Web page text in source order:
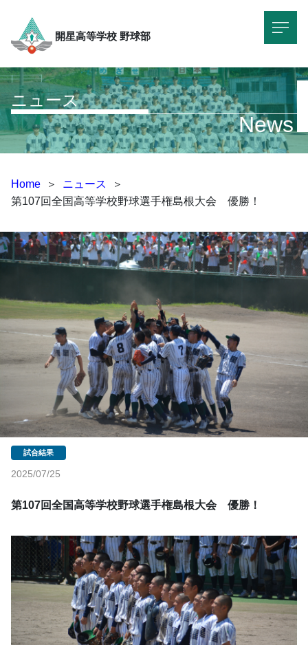
開星高等学校 野球部
ニュース
News
Home ＞ ニュース
＞
第107回全国高等学校野球選手権島根大会 優勝！
2025/07/25
第107回全国高等学校野球選手権島根大会　優勝！